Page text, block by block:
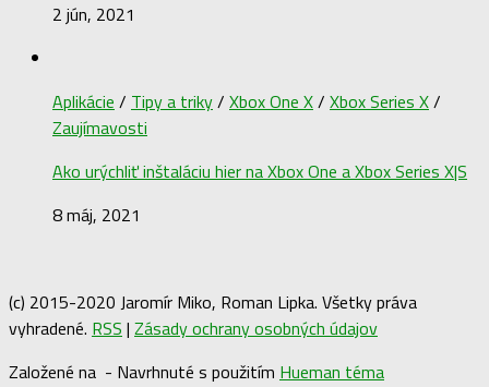
2 jún, 2021
Aplikácie / Tipy a triky/ Xbox One X/ Xbox Series X/
Zaujímavosti
Ako urýchliť inštaláciu hier na Xbox One a Xbox Series X|S
8 máj, 2021
(c) 2015-2020 Jaromír Miko, Roman Lipka. Všetky práva
vyhradené. RSS | Zásady ochrany osobných údajov
Založené na - Navrhnuté s použitím Hueman téma